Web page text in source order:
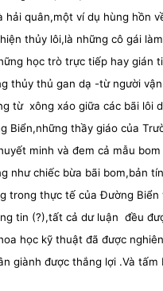
hải quân,một ví dụ hùng hồn
thủy lôi,là những cô gái
học trò trực tiếp hay
thủy thủ gan dạ -từ người
từ xông xáo giữa các bãi lôi
Biển,những thầy giáo của
minh và đem cả mẫu
như chiếc bừa bãi bom,bản
trong thực tế của Đường
tin (?),tất cả dư luận đều
học kỹ thuật đã được
giành được thắng lợi .Và